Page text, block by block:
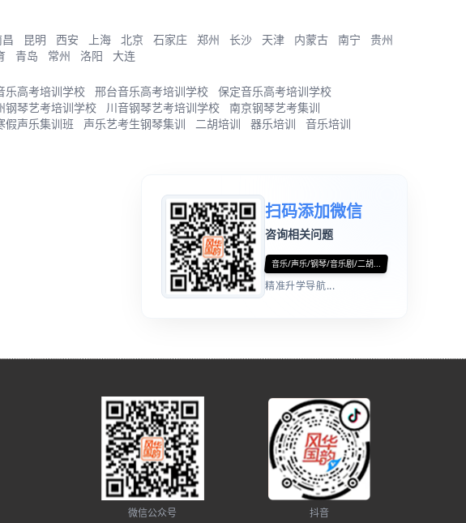
昆明 西安 上海 北京 石家庄 郑州 长沙 天津 内蒙古 南宁
贵州
青岛 常州 洛阳 大连
乐高考培训学校 邢台音乐高考培训学校
保定音乐高考培训学校
钢琴艺考培训学校 川音钢琴艺考培训学校
南京钢琴艺考集训
假声乐集训班 声乐艺考生钢琴集训 二胡培训 器乐培训
音乐培训
扫码添加微信
咨询相关问题
音乐/声乐/钢琴/音乐剧/二胡...
精准升学导航...
微信公众号 抖音